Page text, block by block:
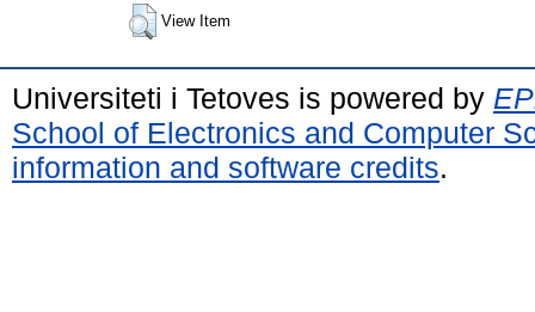
View Item
Universiteti i Tetoves is powered by
School of Electronics and Computer
information and software credits.